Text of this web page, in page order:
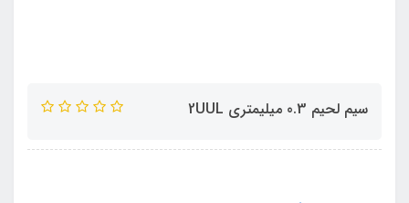
سیم لحیم 0.3 میلیمتری 2UUL